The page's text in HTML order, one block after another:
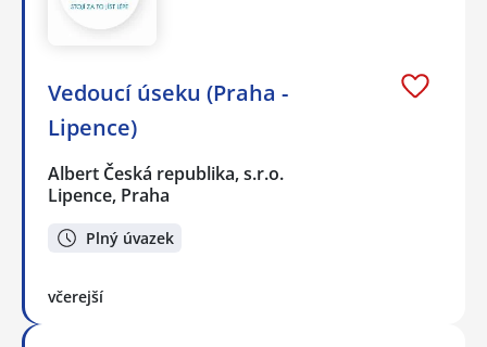
Vedoucí úseku (Praha -
Lipence)
Albert Česká republika, s.r.o.
Lipence, Praha
Plný úvazek
včerejší